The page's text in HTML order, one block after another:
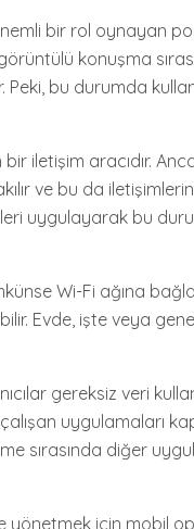
bir rol oynayan
konuşma
bu durumda
iletişim aracıdır.
ve bu da
uygulayarak bu
Wi-Fi ağına
Evde, işte veya
gereksiz veri
uygulamaları
sırasında diğer
yönetmek için mobil